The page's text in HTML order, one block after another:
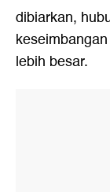
dibiarkan,
lebih besar.